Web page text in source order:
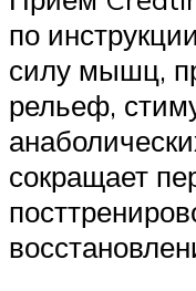
по
силу мышц,
рельеф,
сокращает